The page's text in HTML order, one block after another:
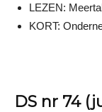
LEZEN:
KORT:
DS nr 74